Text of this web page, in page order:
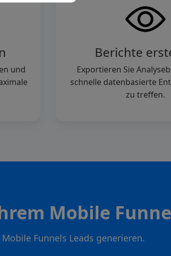
und
Berichte
Exportieren Sie
schnelle datenbasierte
zu treffen.
Mobile
Funnels Leads generieren.